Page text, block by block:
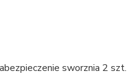
sworznia 2 szt.